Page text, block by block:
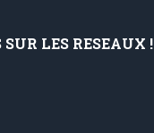
LES RESEAUX !